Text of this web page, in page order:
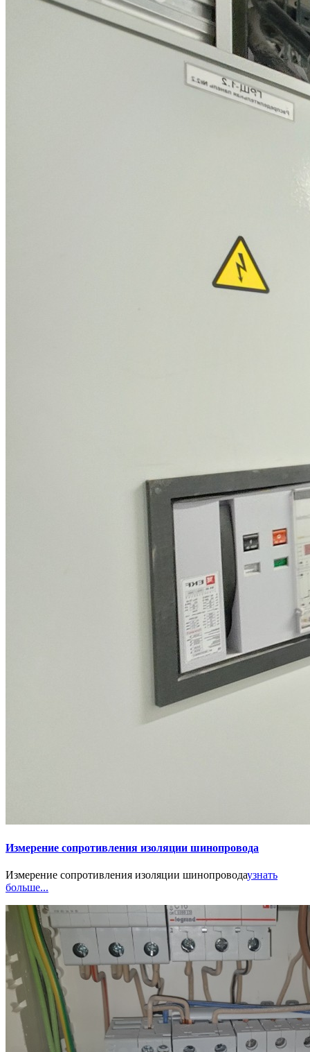
Измерение сопротивления изоляции шинопровода
Измерение сопротивления изоляции шинопроводаузнать
больше...